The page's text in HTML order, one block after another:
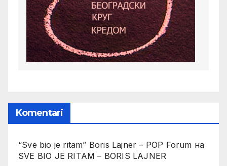
Komentari
“Sve bio je ritam” Boris Lajner – POP Forum на
SVE BIO JE RITAM – BORIS LAJNER